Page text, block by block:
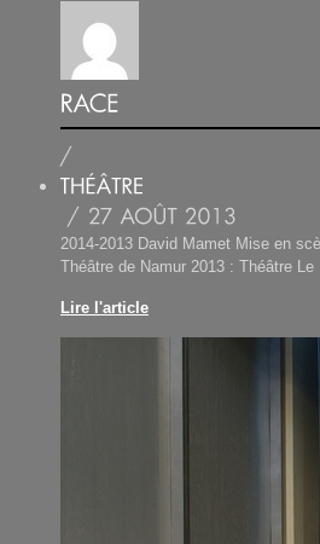
2014-2013 David Mamet Mise en
Théâtre de Namur 2013 : Théâtre Le
Lire l'article